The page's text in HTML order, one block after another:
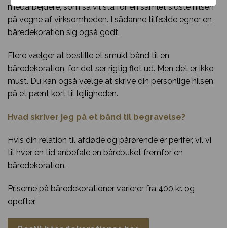
medarbejdere, som så vil stå for en samlet sidste hilsen
på vegne af virksomheden. I sådanne tilfælde egner en
båredekoration sig også godt.
Flere vælger at bestille et smukt bånd til en
båredekoration, for det ser rigtig flot ud. Men det er ikke
must. Du kan også vælge at skrive din personlige hilsen
på et pænt kort til lejligheden.
Hvad skriver jeg på et bånd til begravelse?
Hvis din relation til afdøde og pårørende er perifer, vil vi
til hver en tid anbefale en bårebuket fremfor en
båredekoration.
Priserne på båredekorationer varierer fra 400 kr. og
opefter.